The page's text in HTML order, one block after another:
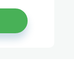
を取得い
ー物件